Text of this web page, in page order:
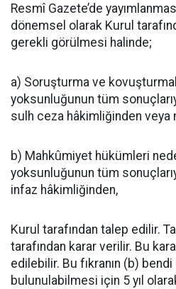
Resmî Gazete’de
dönemsel olarak Kurul
gerekli görülmesi halinde;
a) Soruşturma ve
yoksunluğunun tüm
sulh ceza hâkimliğinden veya
b) Mahkûmiyet hükümleri
yoksunluğunun tüm
infaz hâkimliğinden,
Kurul tarafından talep edilir.
tarafından karar verilir. Bu
edilebilir. Bu fıkranın (b)
bulunulabilmesi için 5 yıl